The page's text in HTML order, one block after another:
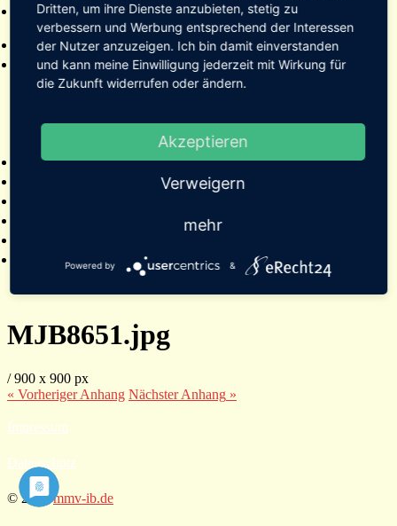
Kontakt
Startseite
Veranstaltungen
2022
2024
Bildergalerien
Kontakt
MJB8651.jpg
/900 x 900 px
« VorherigerAnhang NächsterAnhang »
Impressum
Datenschutz
© 2026mmv-ib.de
Dritten, um ihre Dienste anzubieten, stetig zu
verbessern und Werbung entsprechend der Interessen
der Nutzer anzuzeigen. Ich bin damit einverstanden
und kann meine Einwilligung jederzeit mit Wirkung für
die Zukunft widerrufen oder ändern.
Akzeptieren
Verweigern
mehr
Powered by &